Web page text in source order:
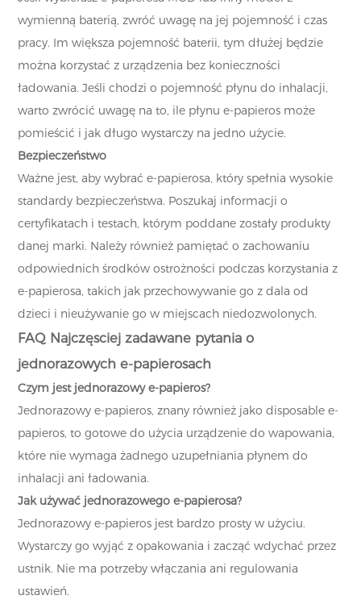
wymienną baterią, zwróć uwagę na jej pojemność i czas
pracy. Im większa pojemność baterii, tym dłużej będzie
można korzystać z urządzenia bez konieczności
ładowania. Jeśli chodzi o pojemność płynu do inhalacji,
warto zwrócić uwagę na to, ile płynu e-papieros może
pomieścić i jak długo wystarczy na jedno użycie.
Bezpieczeństwo
Ważne jest, aby wybrać e-papierosa, który spełnia wysokie
standardy bezpieczeństwa. Poszukaj informacji o
certyfikatach i testach, którym poddane zostały produkty
danej marki. Należy również pamiętać o zachowaniu
odpowiednich środków ostrożności podczas korzystania z
e-papierosa, takich jak przechowywanie go z dala od
dzieci i nieużywanie go w miejscach niedozwolonych.
FAQ Najczęsciej zadawane pytania o
jednorazowych e-papierosach
Czym jest jednorazowy e-papieros?
Jednorazowy e-papieros, znany również jako disposable e-
papieros, to gotowe do użycia urządzenie do wapowania,
które nie wymaga żadnego uzupełniania płynem do
inhalacji ani ładowania.
Jak używać jednorazowego e-papierosa?
Jednorazowy e-papieros jest bardzo prosty w użyciu.
Wystarczy go wyjąć z opakowania i zacząć wdychać przez
ustnik. Nie ma potrzeby włączania ani regulowania
ustawień.